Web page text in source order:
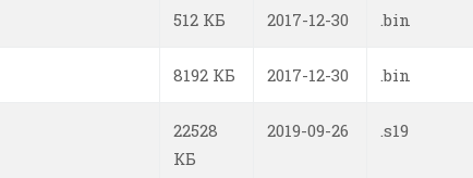
512 КБ 2017-12-30 .bin
8192 КБ 2017-12-30 .bin
22528
КБ
2019-09-26 .s19